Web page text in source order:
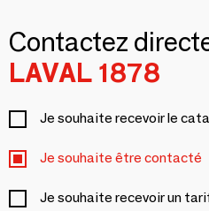
Contactez
LAVAL 1878
Je souhaite recevoir le
Je souhaite être contacté
Je souhaite recevoir un